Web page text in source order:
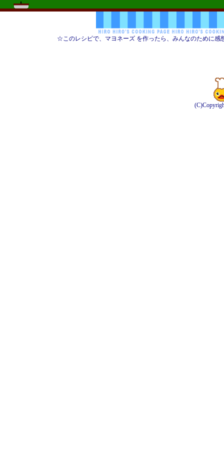
☆このレシピで、マヨネーズ を作ったら、みんなのために